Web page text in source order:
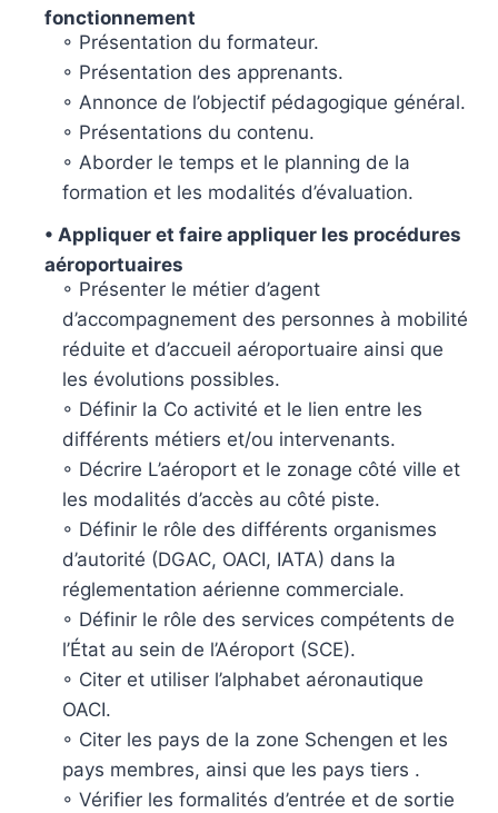
fonctionnement
◦ Présentation du formateur.
◦ Présentation des apprenants.
◦ Annonce de l’objectif pédagogique général.
◦ Présentations du contenu.
◦ Aborder le temps et le planning de la
formation et les modalités d’évaluation.
• Appliquer et faire appliquer les procédures
aéroportuaires
◦ Présenter le métier d’agent
d’accompagnement des personnes à mobilité
réduite et d’accueil aéroportuaire ainsi que
les évolutions possibles.
◦ Définir la Co activité et le lien entre les
différents métiers et/ou intervenants.
◦ Décrire L’aéroport et le zonage côté ville et
les modalités d’accès au côté piste.
◦ Définir le rôle des différents organismes
d’autorité (DGAC, OACI, IATA) dans la
réglementation aérienne commerciale.
◦ Définir le rôle des services compétents de
l’État au sein de l’Aéroport (SCE).
◦ Citer et utiliser l’alphabet aéronautique
OACI.
◦ Citer les pays de la zone Schengen et les
pays membres, ainsi que les pays tiers .
◦ Vérifier les formalités d’entrée et de sortie